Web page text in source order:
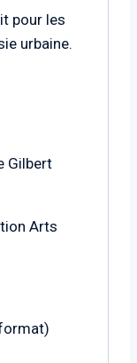
pour les
urbaine.
Gilbert
Arts